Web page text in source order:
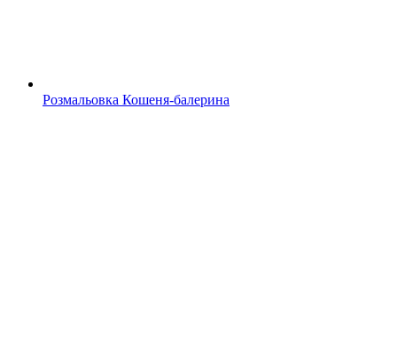
Розмальовка Кошеня-балерина